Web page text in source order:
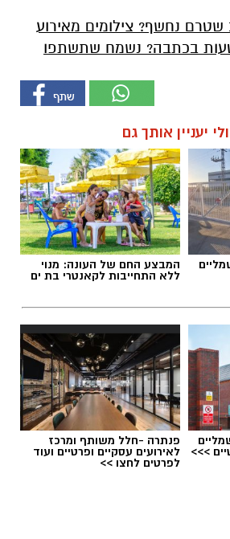
נחשף? צילומים מאירוע
בכתבה? נשמח שתשתפו
יעניין אותך גם
המבצע החם של העונה: מנוי
ללא התחייבות לקאנטרי בת ים
>>>
פנתרה -חלל משותף ומרכז
לאירועים עסקיים ופרטיים ועוד
לפרטים לחצו >>